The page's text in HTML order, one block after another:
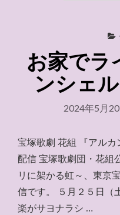
カ
シ
ル』
お家でラ
ンシェ
2024年5月
宝塚歌劇 花組 『アル
配信 宝塚歌劇団・花組
リに架かる虹～、東京
信です。 ５月２５日（
楽がサヨナラシ …